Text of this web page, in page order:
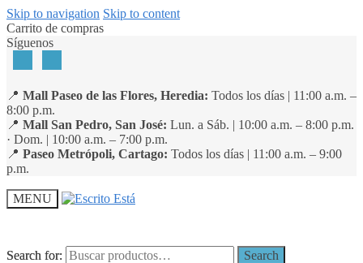
Skip to navigation Skip to content
Carrito de compras
Síguenos
📍 Mall Paseo de las Flores, Heredia: Todos los días | 11:00 a.m. –
8:00 p.m.
📍 Mall San Pedro, San José: Lun. a Sáb. | 10:00 a.m. – 8:00 p.m.
· Dom. | 10:00 a.m. – 7:00 p.m.
📍 Paseo Metrópoli, Cartago: Todos los días | 11:00 a.m. – 9:00
p.m.
MENU
Search for: Search
Search for: Search